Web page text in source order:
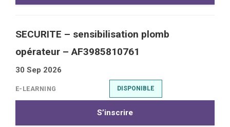
SECURITE – sensibilisation plomb
opérateur – AF3985810761
30 Sep 2026
E-LEARNING DISPONIBLE
S’inscrire